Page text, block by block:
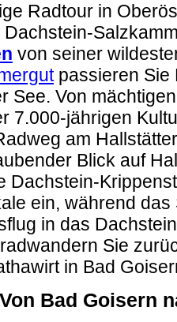
Radtour in
von seiner
passieren Sie
See. Von
7.000-jährigen
am
Blick auf
Dachstein-
ein, während
in das
Sie
in Bad
Bad Goisern